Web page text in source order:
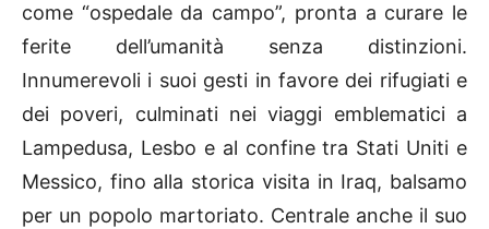
come “ospedale da campo”, pronta a curare le
ferite dell’umanità senza distinzioni.
Innumerevoli i suoi gesti in favore dei rifugiati e
dei poveri, culminati nei viaggi emblematici a
Lampedusa, Lesbo e al confine tra Stati Uniti e
Messico, fino alla storica visita in Iraq, balsamo
per un popolo martoriato. Centrale anche il suo